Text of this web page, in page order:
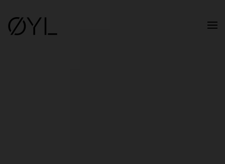
Skip to main content